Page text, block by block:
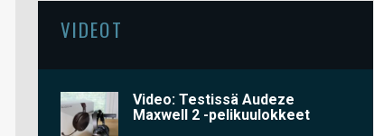
VIDEOT
Video: Testissä Audeze
Maxwell 2 -pelikuulokkeet